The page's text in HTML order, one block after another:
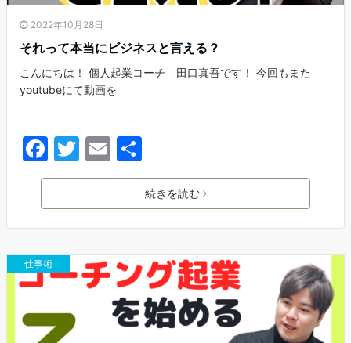
2022年10月28日
それって本当にビジネスと言える？
こんにちは！ 個人起業コーチ 田口真吾です！ 今回もまた
youtubeにて動画を
F
a
e
b
o
k
T
w
er
E
m
l
有
続きを読む
仕事術